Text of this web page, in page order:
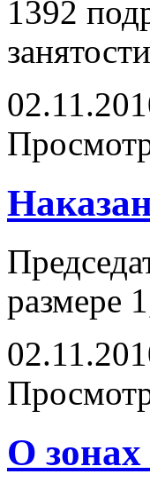
1392
размере
О зонах